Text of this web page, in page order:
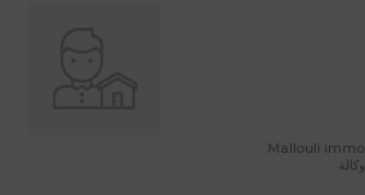
Mallouli immo
وكالة